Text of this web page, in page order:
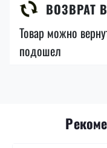
ВОЗВРАТ
Товар можно
подошел